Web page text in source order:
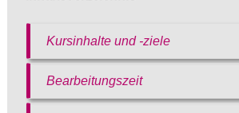
Kursinhalte und -ziele
Bearbeitungszeit